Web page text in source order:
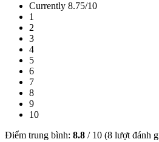
Currently 8.75/10
1
2
3
4
5
6
7
8
9
10
Điểm trung bình: 8.8 / 10 (8 lượt đánh